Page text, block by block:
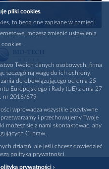
pliki cookies.
to będą one zapisane w pamięci
możesz zmienić ustawienia
Twoich danych osobowych, firma
szczególną wagę do ich ochrony,
do obowiązującego od dnia 25
Europejskiego i Rady (UE) z dnia 27
nr 2016/679
wprowadza wszystkie pozytywne
i przechowujemy Twoje
możesz się z nami skontaktować, aby
Ci praw.
działań, ale jeśli chcesz dowiedzieć
polityką prywatności.
prywatności ›